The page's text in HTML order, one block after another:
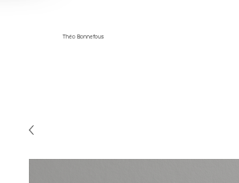
Théo Bonnefous